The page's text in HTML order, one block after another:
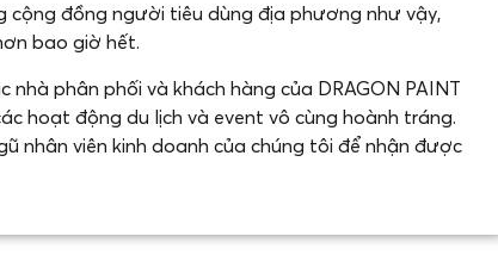
cộng đồng người tiêu dùng địa phương như vậy,
bao giờ hết.
phân phối và khách hàng của DRAGON PAINT
hoạt động du lịch và event vô cùng hoành tráng.
nhân viên kinh doanh của chúng tôi để nhận được